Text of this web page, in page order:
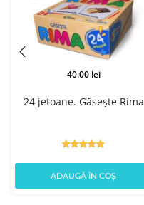
24 jetoane. Găsește Rima
40.00 lei
ADAUGĂ ÎN COȘ